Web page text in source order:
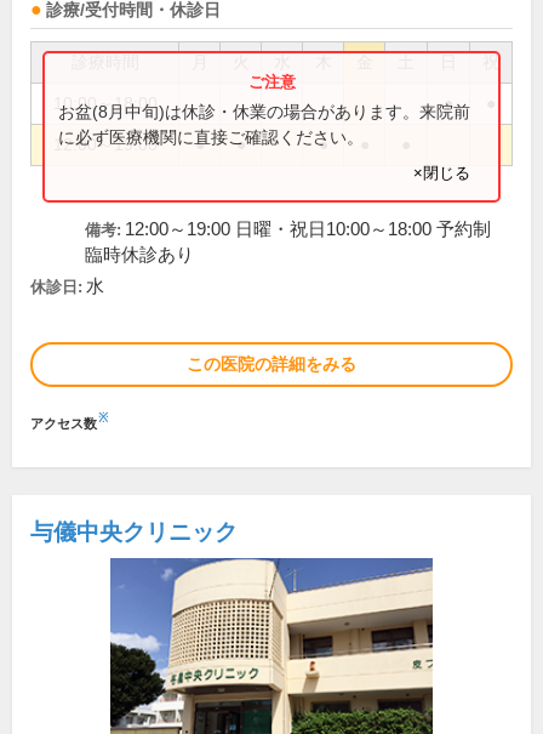
診療/受付時間・休診日
祝
10:00～18:00 ●
12:00～19:00 ● ● ●
お盆(8月中旬)は休診・休業の場合があります。来院前
に必ず医療機関に直接ご確認ください。
×閉じる
備考: 12:00～19:00 日曜・祝日10:00～18:00 予約制
臨時休診あり
休診日: 水
この医院の詳細をみる
アクセス数※
与儀中央クリニック